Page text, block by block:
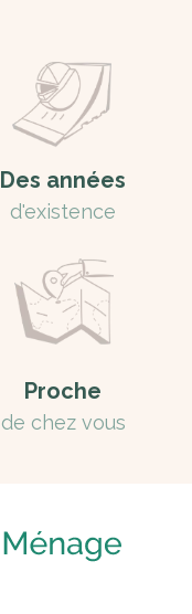
Des années
d'existence
Proche
de chez vous